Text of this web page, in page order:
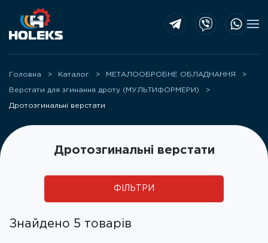
Skip to main content
Головна Каталог МЕТАЛООБРОБНЕ ОБЛАДНАННЯ
Верстати для згинання дроту (МУЛЬТИФОРМЕРИ)
Дротозгинальні верстати
Дротозгинальні верстати
ФІЛЬТРИ
Знайдено 5 товарів